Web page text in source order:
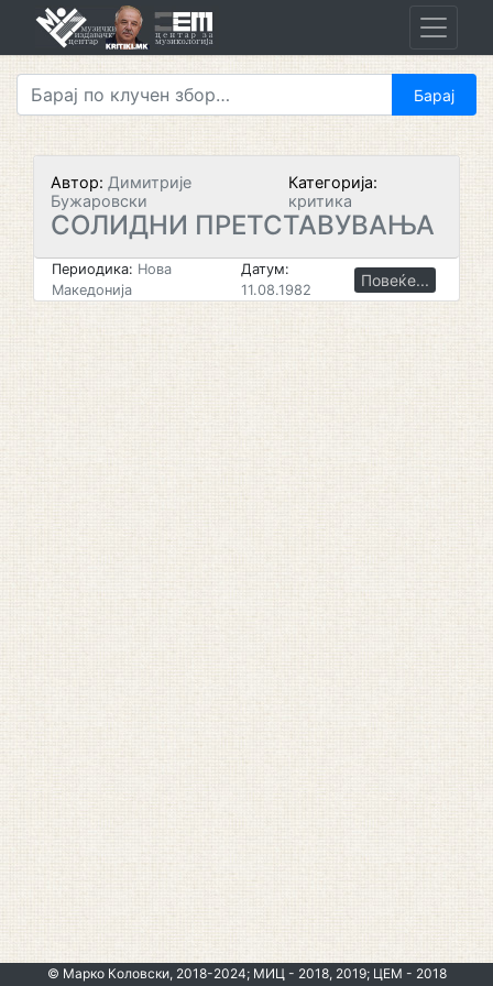
Автор: Димитрије
Бужаровски
Категорија:
критика
СОЛИДНИ ПРЕТСТАВУВАЊА
Периодика: Нова
Македонија
Датум:
11.08.1982
Повеќе...
© Марко Коловски, 2018-2024; МИЦ - 2018, 2019; ЦЕМ - 2018